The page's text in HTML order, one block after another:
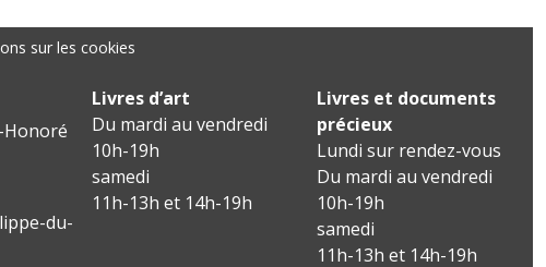
sur les cookies
Honoré
du-
Livres d’art
Du mardi au vendredi
10h-19h
samedi
11h-13h et 14h-19h
Livres et documents
précieux
Lundi sur rendez-vous
Du mardi au vendredi
10h-19h
samedi
11h-13h et 14h-19h